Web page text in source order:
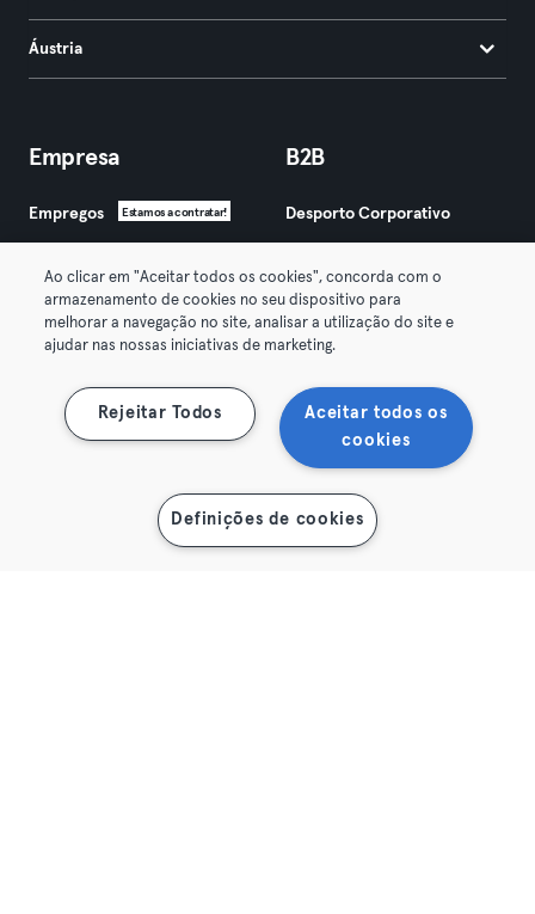
Áustria
Empresa
Empregos Estamos a contratar!
Contacto
Blog
A nossa marca
Cartão Oferta & Loja
B2B
Desporto Corporativo
Corporate Blog
Programa de embaixador
Ao clicar em "Aceitar todos os cookies", concorda com o
armazenamento de cookies no seu dispositivo para
melhorar a navegação no site, analisar a utilização do site e
ajudar nas nossas iniciativas de marketing.
Aceitar todos os
cookies
Rejeitar Todos
Definições de cookies